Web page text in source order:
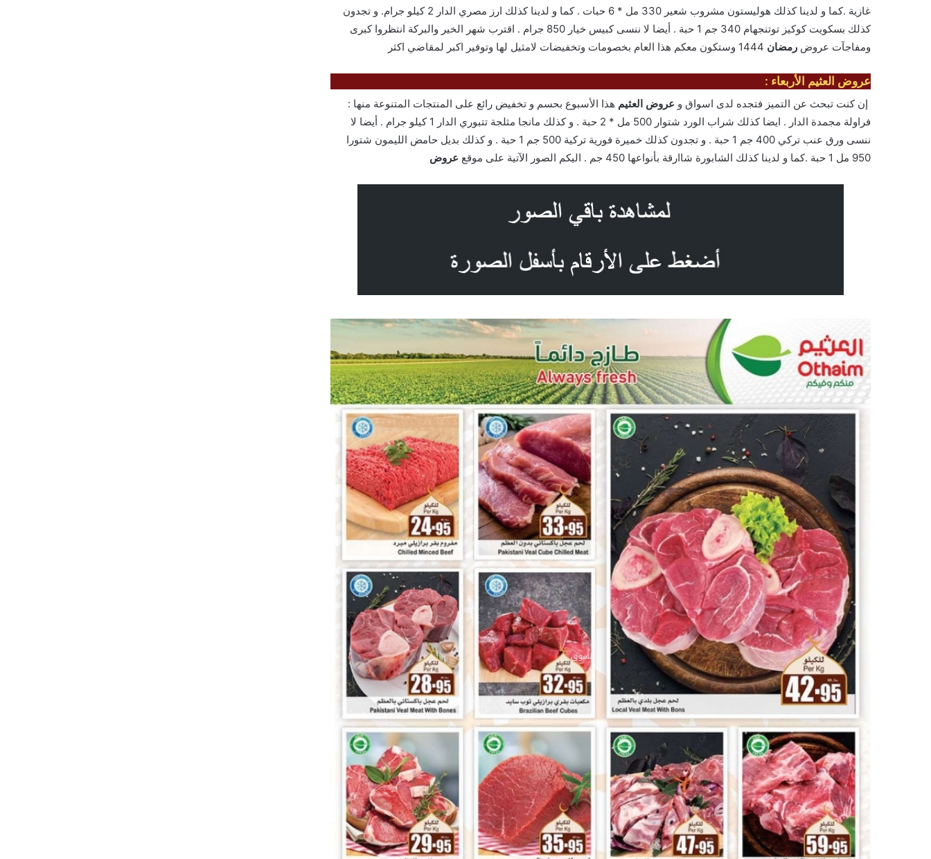
غازية .كما و لدينا كذلك هوليستون مشروب شعير 330 مل * 6 حبات . كما و لدينا كذلك ارز مصري الدار 2 كيلو جرام. و تجدون
كذلك بسكويت كوكيز توتنجهام 340 جم 1 حبة . أيضا لا ننسى كبيس خيار 850 جرام . اقترب شهر الخير والبركة انتظروا كبرى
ومفاجآت عروض رمضان
عروض العثيم الأربعاء :
إن كنت تبحث عن التميز فتجده لدى اسواق و عروض العثيم هذا الأسبوع بحسم و تخفيض رائع على المنتجات المتنوعة منها :
فراولة مجمدة الدار . ايضا كذلك شراب الورد شتوار 500 مل * 2 حبة . و كذلك مانجا مثلجة تتبوري الدار 1 كيلو جرام . أيضا لا
ننسى ورق عنب تركي 400 جم 1 حبة . و تجدون كذلك خميرة فورية تركية 500 جم 1 حبة . و كذلك بديل حامض الليمون شتورا
950 مل 1 حبة .كما و لدينا كذلك الشابورة شاارقة بأنواعها 450 جم . اليكم الصور الآتية على موقع
عروض